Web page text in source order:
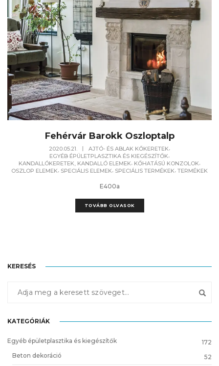
Fehérvár Barokk Oszloptalp
2020.05.21. | AJTÓ- ÉS ABLAK KŐKERETEK,
EGYÉB ÉPÜLETPLASZTIKA ÉS KIEGÉSZÍTŐK,
KANDALLÓKERETEK, KANDALLÓ ELEMEK, KŐHATÁSÚ KONZOLOK,
OSZLOP ELEMEK, SPECIÁLIS ELEMEK, SPECIÁLIS TERMÉKEK, TERMÉKEK
E400a
TOVÁBB OLVASOK
KERESÉS
KATEGÓRIÁK
Egyéb épületplasztika és kiegészítők
172
Beton dekoráció
52